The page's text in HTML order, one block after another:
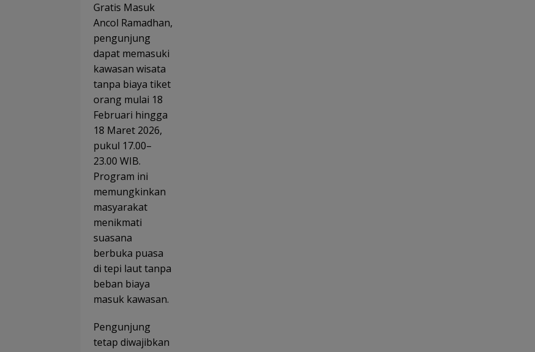
Gratis Masuk
Ancol Ramadhan,
pengunjung
dapat memasuki
kawasan wisata
tanpa biaya tiket
orang mulai 18
Februari hingga
18 Maret 2026,
pukul 17.00–
23.00 WIB.
Program ini
memungkinkan
masyarakat
menikmati
suasana
berbuka puasa
di tepi laut tanpa
beban biaya
masuk kawasan.
Pengunjung
tetap diwajibkan